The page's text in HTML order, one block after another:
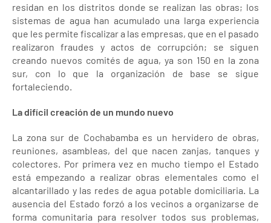
residan en los distritos donde se realizan las obras; los
sistemas de agua han acumulado una larga experiencia
que les permite fiscalizar a las empresas, que en el pasado
realizaron fraudes y actos de corrupción; se siguen
creando nuevos comités de agua, ya son 150 en la zona
sur, con lo que la organización de base se sigue
fortaleciendo.
La difícil creación de un mundo nuevo
La zona sur de Cochabamba es un hervidero de obras,
reuniones, asambleas, del que nacen zanjas, tanques y
colectores. Por primera vez en mucho tiempo el Estado
está empezando a realizar obras elementales como el
alcantarillado y las redes de agua potable domiciliaria. La
ausencia del Estado forzó a los vecinos a organizarse de
forma comunitaria para resolver todos sus problemas,